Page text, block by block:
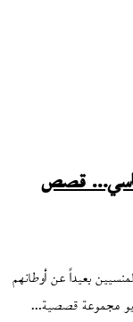
قصص
بعيداً عن أوطانهم
مجموعة قصصية…